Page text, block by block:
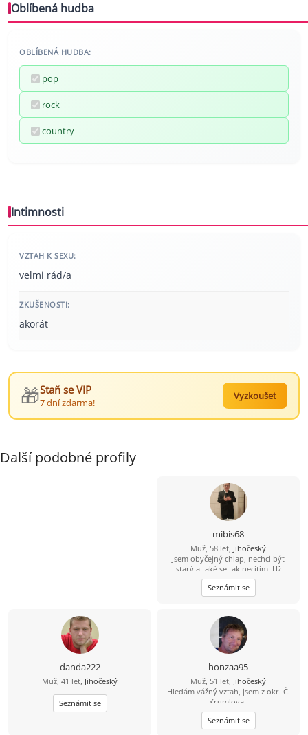
Oblíbená hudba
OBLÍBENÁ HUDBA:
pop
rock
country
Intimnosti
VZTAH K SEXU:
velmi rád/a
ZKUŠENOSTI:
akorát
🎁Staň se VIP
7 dní zdarma!
Vyzkoušet
Další podobné profily
mibis68
Muž, 58 let, Jihočeský
Jsem obyčejný chlap, nechci být
starý a také se tak necítím. Už
dlouho jsem někomu neřekl
"miláčku, lásko". Chtěl bych poznat
spíše štíhlou ženu, která by to chtěla
to i já slyšel iod ní. Jinak dílna,
zahrádka, dům, kolo, voda,
houbaření, cross golf, trochu tanec,
hudba, atd.
Seznámit se
danda222
Muž, 41 let, Jihočeský
Seznámit se
honzaa95
Muž, 51 let, Jihočeský
Hledám vážný vztah, jsem z okr. Č.
Krumlova,.
Seznámit se